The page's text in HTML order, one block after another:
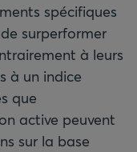
spécifiques
surperformer
à leurs
à un indice
que
active peuvent
sur la base